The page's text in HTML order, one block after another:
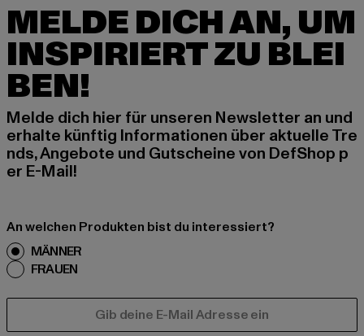
MELDE DICH AN, UM
INSPIRIERT ZU BLEI
BEN!
Melde dich hier für unseren Newsletter an und
erhalte künftig Informationen über aktuelle Tre
nds, Angebote und Gutscheine von DefShop p
er E-Mail!
An welchen Produkten bist du interessiert?
MÄNNER
FRAUEN